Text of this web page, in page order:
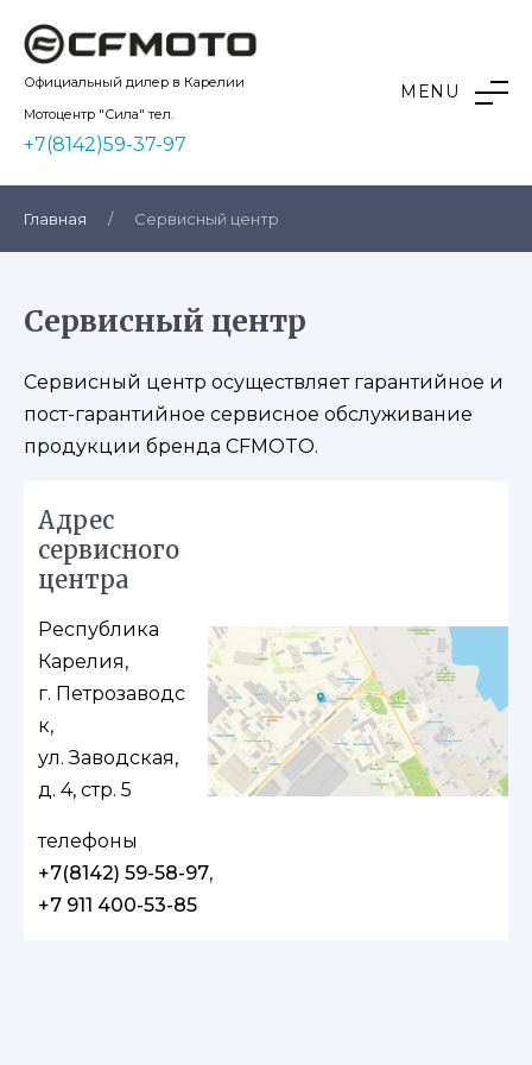
content
Kvadro10
Официальный дилер в Карелии
Мотоцентр "Сила" тел.
+7(8142)59-37-97
MENU
Главная / Сервисный центр
Сервисный центр
Сервисный центр осуществляет гарантийное и
пост-гарантийное сервисное обслуживание
продукции бренда CFMOTO.
Адрес
сервисного
центра
Республика
Карелия,
г. Петрозаводс
к,
ул. Заводская,
д. 4, стр. 5
телефоны
+7(8142) 59-58-97,
+7 911 400-53-85